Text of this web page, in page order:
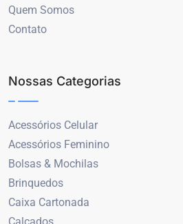
Quem Somos
Contato
Nossas Categorias
Acessórios Celular
Acessórios Feminino
Bolsas & Mochilas
Brinquedos
Caixa Cartonada